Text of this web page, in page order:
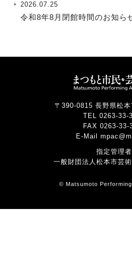
2026.07.25
令和8年8月閉館時間のお知ら
〒390-0815 長野県松
TEL 0263-33-
FAX 0263-33-
E-Mail
指定管理者
一般財団法人松本市芸
© Matsumoto